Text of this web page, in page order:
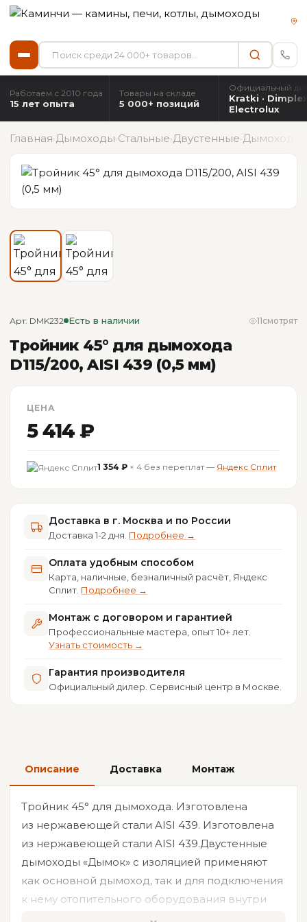
Работаем с 2010 года
15 лет опыта
Товары на складе
5 000+ позиций
Официальный
Kratki · Dimplex
Electrolux
Главная›Дымоходы›Стальные›Двустенные›Дымоход Ø
Арт: DMK232 Есть в наличии 11смотрят
Тройник 45° для дымохода
D115/200, AISI 439 (0,5 мм)
ЦЕНА
5 414 ₽
1 354 ₽ × 4 без переплат — Яндекс Сплит
Доставка в г. Москва и по России
Доставка 1-2 дня. Подробнее →
Оплата удобным способом
Карта, наличные, безналичный расчёт, Яндекс
Сплит. Подробнее →
Монтаж с договором и гарантией
Профессиональные мастера, опыт 10+ лет.
Узнать стоимость →
Гарантия производителя
Официальный дилер. Сервисный центр в Москве.
Описание Доставка Монтаж
Тройник 45° для дымохода. Изготовлена
из нержавеющей стали AISI 439. Изготовлена
из нержавеющей стали AISI 439.Двустенные
дымоходы «Дымок» с изоляцией применяют
как основной дымоход, так и для подключения
к нему отопительного оборудования внутри